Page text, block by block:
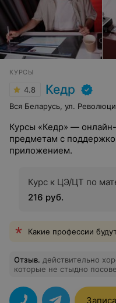
КУРСЫ
4.8 Кедр
Вся Беларусь, ул.
Курсы «Кедр» —
предметам с
приложением.
Курс к ЦЭ/ЦТ по
216 руб.
Какие профессии
Отзыв. действительно
которые не стыдно
всё понятно и на простых
поддержка,